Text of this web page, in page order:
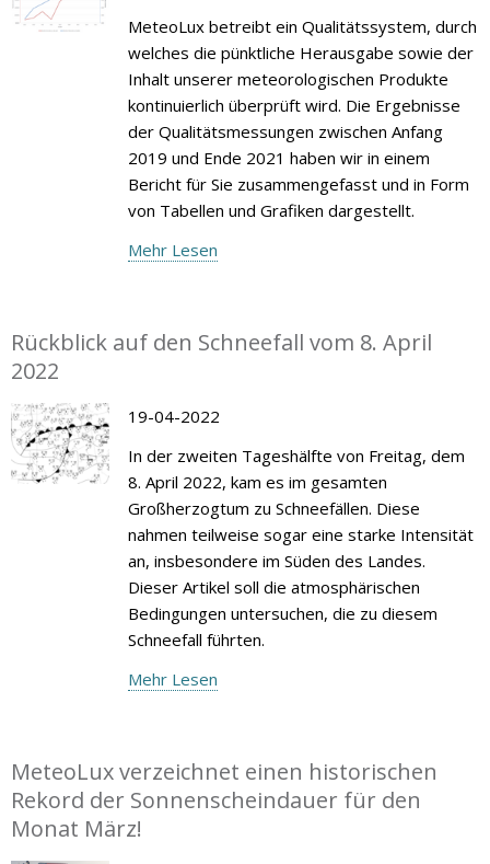
MeteoLux betreibt ein Qualitätssystem, durch
welches die pünktliche Herausgabe sowie der
Inhalt unserer meteorologischen Produkte
kontinuierlich überprüft wird. Die Ergebnisse
der Qualitätsmessungen zwischen Anfang
2019 und Ende 2021 haben wir in einem
Bericht für Sie zusammengefasst und in Form
von Tabellen und Grafiken dargestellt.
Mehr Lesen
Rückblick auf den Schneefall vom 8. April
2022
19-04-2022
In der zweiten Tageshälfte von Freitag, dem
8. April 2022, kam es im gesamten
Großherzogtum zu Schneefällen. Diese
nahmen teilweise sogar eine starke Intensität
an, insbesondere im Süden des Landes.
Dieser Artikel soll die atmosphärischen
Bedingungen untersuchen, die zu diesem
Schneefall führten.
Mehr Lesen
MeteoLux verzeichnet einen historischen
Rekord der Sonnenscheindauer für den
Monat März!